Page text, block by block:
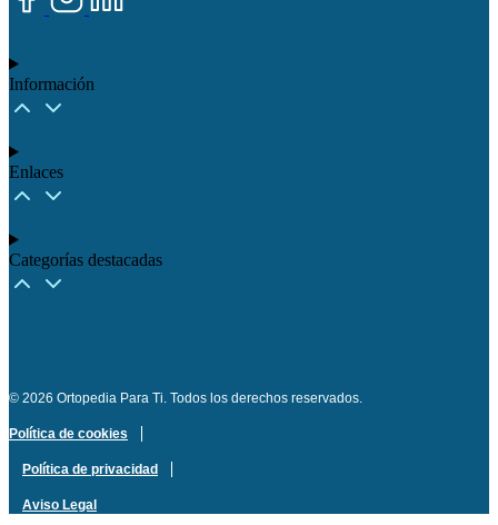
Información
Enlaces
Categorías destacadas​
© 2026 Ortopedia Para Ti. Todos los derechos reservados.
Política de cookies
Política de privacidad
Aviso Legal